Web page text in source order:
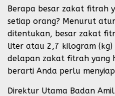
Berapa besar zakat fitrah
setiap orang? Menurut
ditentukan, besar zakat
liter atau 2,7 kilogram
delapan zakat fitrah yang
berarti Anda perlu
Direktur Utama Badan